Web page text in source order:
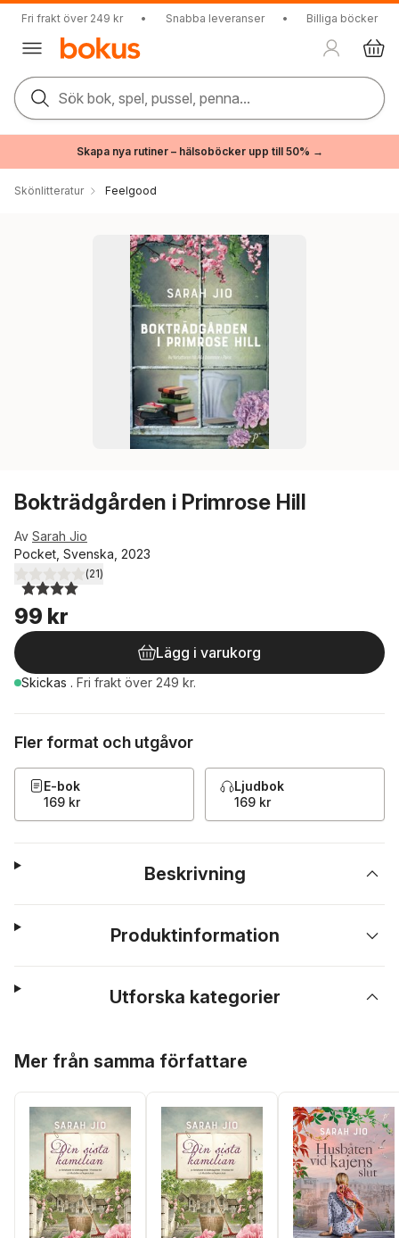
Fri frakt över 249 kr • Snabba leveranser • Billiga böcker
Sök bok, spel, pussel, penna...
Skapa nya rutiner – hälsoböcker upp till 50% →
Skönlitteratur Feelgood
Bokträdgården i Primrose Hill
Av Sarah Jio
Pocket, Svenska, 2023
4,0utav 5 stjärnor. Totalt antal röster:
(21)
99 kr
Lägg i varukorg
Skickas . Fri frakt över 249 kr.
Fler format och utgåvor
E-bok
169 kr
Ljudbok
169 kr
Beskrivning
Produktinformation
Utforska kategorier
Mer från samma författare